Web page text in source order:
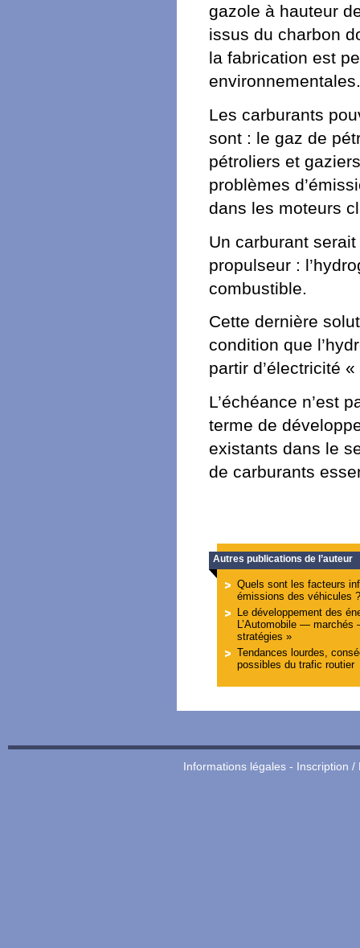
gazole à hauteur
issus du charbon
la fabrication est
Les carburants
sont : le gaz de
pétroliers et
problèmes
dans les moteurs
Un carburant
propulseur :
combustible.
Cette dernière
condition que
partir d’électricité
L’échéance n’est
terme de
existants dans le
de carburants
Autres publications de l’auteur
Quels sont les facteurs
émissions des véhicules ?
Le développement des
L’Automobile —
stratégies »
Tendances lourdes,
possibles du trafic routier
Informations légales- Inscription /